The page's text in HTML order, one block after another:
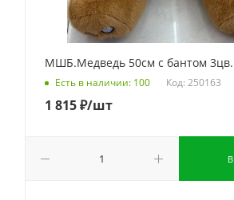
МШБ.Медведь 50см с бантом 3цв.
Есть в наличии: 100 Код: 250163
1 815₽/шт